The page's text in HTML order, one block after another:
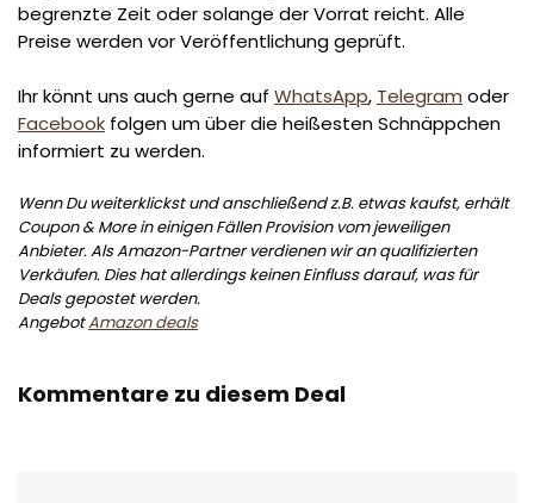
begrenzte Zeit oder solange der Vorrat reicht. Alle
Preise werden vor Veröffentlichung geprüft.
Ihr könnt uns auch gerne auf WhatsApp, Telegram oder
Facebook folgen um über die heißesten Schnäppchen
informiert zu werden.
Wenn Du weiterklickst und anschließend z.B. etwas kaufst, erhält
Coupon & More in einigen Fällen Provision vom jeweiligen
Anbieter. Als Amazon-Partner verdienen wir an qualifizierten
Verkäufen. Dies hat allerdings keinen Einfluss darauf, was für
Deals gepostet werden.
AngebotAmazon deals
Kommentare zu diesem Deal